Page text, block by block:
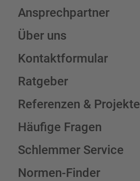
Ansprechpartner
Über uns
Kontaktformular
Ratgeber
Referenzen & Projekte
Häufige Fragen
Schlemmer Service
Normen-Finder